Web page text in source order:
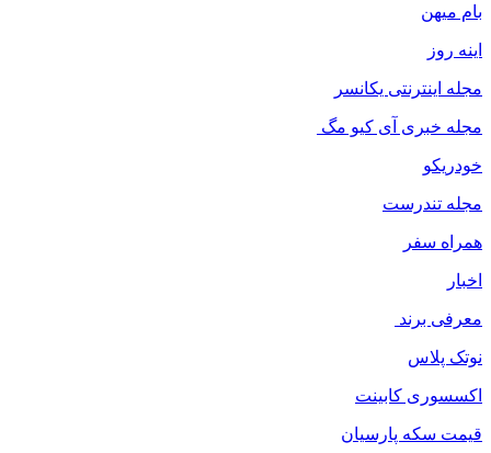
بام میهن
اینه روز
مجله اینترنتی یکانسر
مجله خبری آی کیو مگ
خودریکو
مجله‌ تندرست
همراه سفر
اخبار
معرفی برند
نوتک پلاس
اکسسوری کابینت
قیمت سکه پارسیان